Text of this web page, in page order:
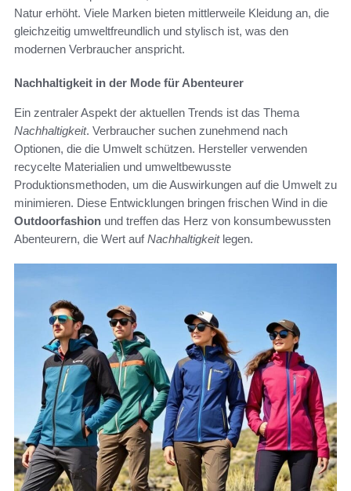
Natur erhöht. Viele Marken bieten mittlerweile Kleidung an, die
gleichzeitig umweltfreundlich und stylisch ist, was den
modernen Verbraucher anspricht.
Nachhaltigkeit in der Mode für Abenteurer
Ein zentraler Aspekt der aktuellen Trends ist das Thema
Nachhaltigkeit. Verbraucher suchen zunehmend nach
Optionen, die die Umwelt schützen. Hersteller verwenden
recycelte Materialien und umweltbewusste
Produktionsmethoden, um die Auswirkungen auf die Umwelt zu
minimieren. Diese Entwicklungen bringen frischen Wind in die
Outdoorfashion und treffen das Herz von konsumbewussten
Abenteurern, die Wert aufNachhaltigkeitlegen.